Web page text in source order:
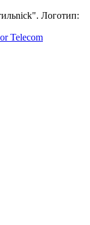
Логотип:
Telecom